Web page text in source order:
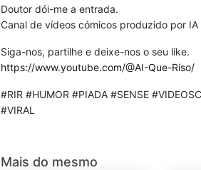
Doutor dói-me a entrada.
Canal de vídeos cómicos produzido por
Siga-nos, partilhe e deixe-nos o seu like.
https://www.youtube.com/@AI-Que-Riso/
#RIR #HUMOR #PIADA #SENSE
#VIRAL
Mais do mesmo